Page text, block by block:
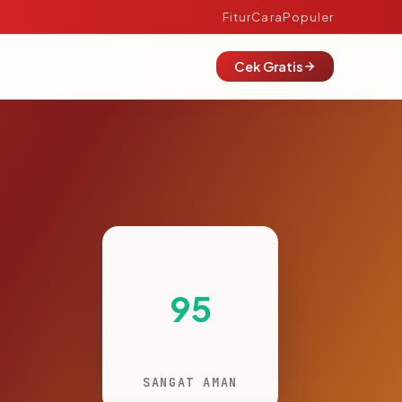
FiturCaraPopuler
Cek Gratis
95
SANGAT AMAN